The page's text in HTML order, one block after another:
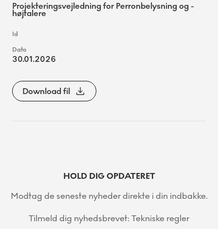
Projekteringsvejledning for Perronbelysning og -
højtalere
30.01.2026
Download fil
HOLD DIG OPDATERET
Modtag de seneste nyheder direkte i din indbakke.
Tilmeld dig nyhedsbrevet: Tekniske regler